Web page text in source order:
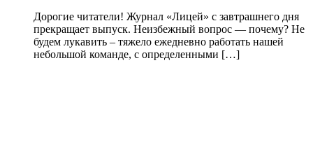
Дорогие читатели! Журнал «Лицей» с завтрашнего дня
прекращает выпуск. Неизбежный вопрос — почему? Не
будем лукавить – тяжело ежедневно работать нашей
небольшой команде, с определенными […]